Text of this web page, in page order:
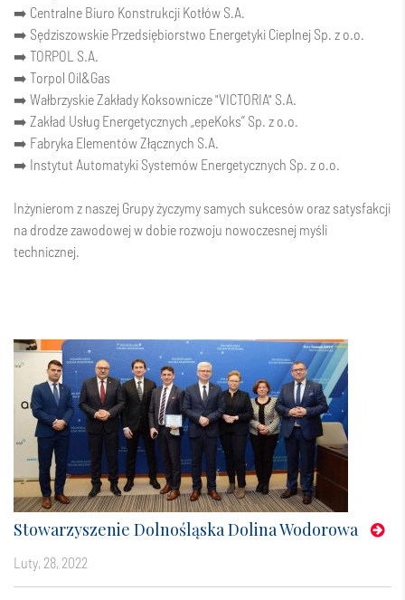
➡️ Centralne Biuro Konstrukcji Kotłów S.A.
➡️ Sędziszowskie Przedsiębiorstwo Energetyki Cieplnej Sp. z o.o.
➡️ TORPOL S.A.
➡️ Torpol Oil&Gas
➡️ Wałbrzyskie Zakłady Koksownicze "VICTORIA"​ S.A.
➡️ Zakład Usług Energetycznych „epeKoks” Sp. z o.o.
➡️ Fabryka Elementów Złącznych S.A.
➡️ Instytut Automatyki Systemów Energetycznych Sp. z o.o.
Inżynierom z naszej Grupy życzymy samych sukcesów oraz satysfakcji
na drodze zawodowej w dobie rozwoju nowoczesnej myśli
technicznej.
Stowarzyszenie Dolnośląska Dolina Wodorowa
luty, 28, 2022